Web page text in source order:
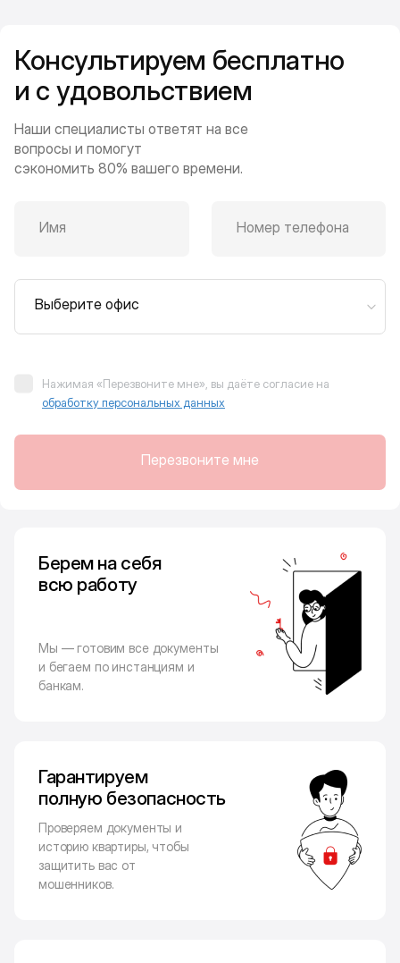
Консультируем бесплатно
и с удовольствием
Наши специалисты ответят на все
вопросы и помогут
сэкономить 80% вашего времени.
Имя Номер телефона
Выберите офис
Нажимая «Перезвоните мне», вы даёте согласие на
обработку персональных данных
Перезвоните мне
Берем на себя
всю работу
Мы — готовим все документы
и бегаем по инстанциям и
банкам.
Гарантируем
полную безопасность
Проверяем документы и
историю квартиры, чтобы
защитить вас от
мошенников.